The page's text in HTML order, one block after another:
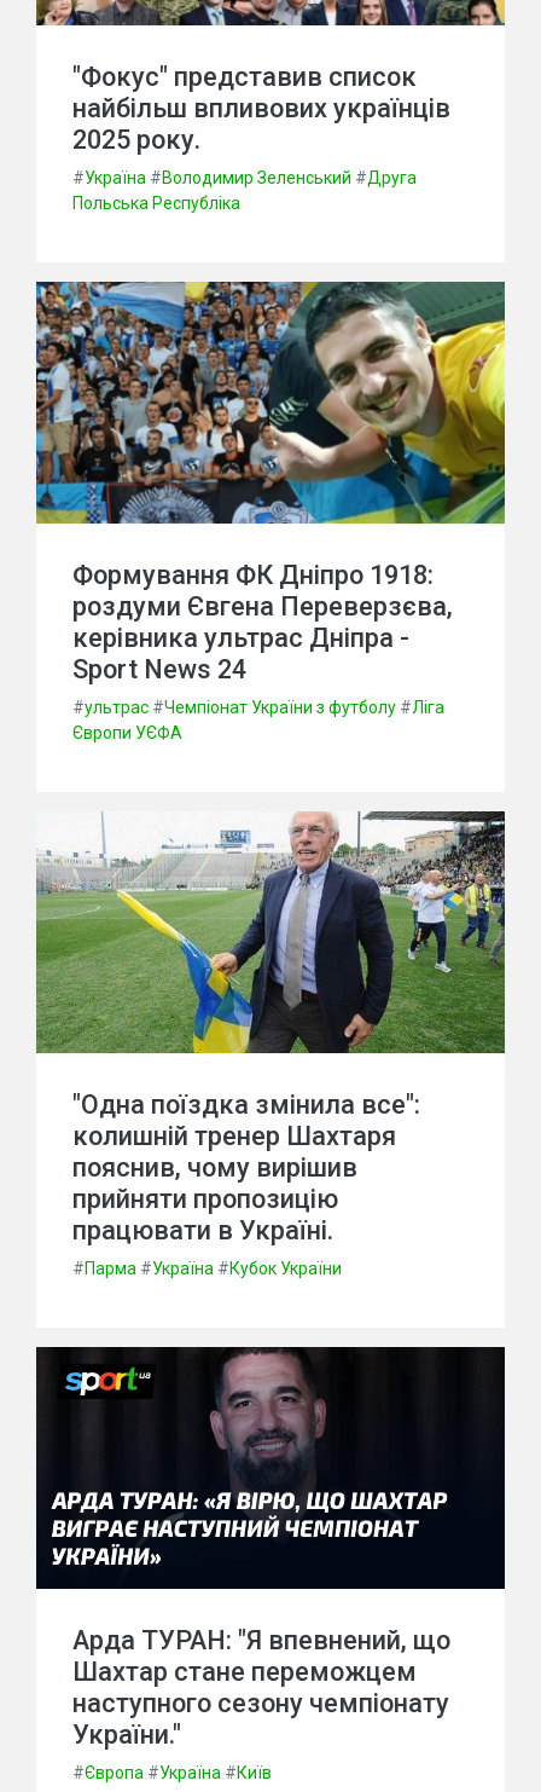
"Фокус" представив список
найбільш впливових українців
2025 року.
#Україна #Володимир Зеленський #Друга
Польська Республіка
Формування ФК Дніпро 1918:
роздуми Євгена Переверзєва,
керівника ультрас Дніпра -
Sport News 24
#ультрас #Чемпіонат України з футболу #Ліга
Європи УЄФА
"Одна поїздка змінила все":
колишній тренер Шахтаря
пояснив, чому вирішив
прийняти пропозицію
працювати в Україні.
#Парма #Україна #Кубок України
Арда ТУРАН: "Я впевнений, що
Шахтар стане переможцем
наступного сезону чемпіонату
України."
#Європа #Україна #Київ